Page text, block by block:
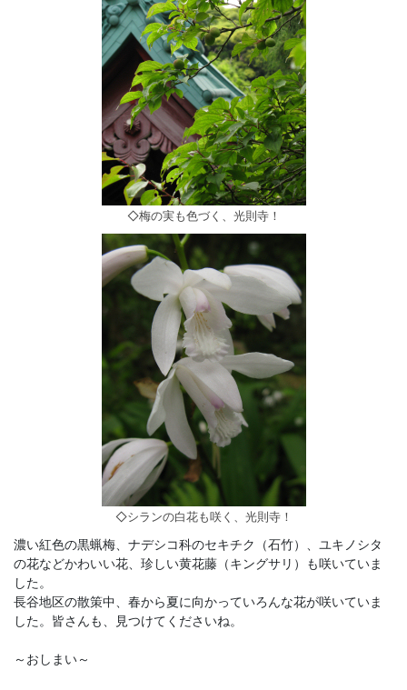
◇梅の実も色づく、光則寺！
◇シランの白花も咲く、光則寺！
濃い紅色の黒蝋梅、ナデシコ科のセキチク（石竹）、ユキノシタ
の花などかわいい花、珍しい黄花藤（キングサリ）も咲いていま
した。
長谷地区の散策中、春から夏に向かっていろんな花が咲いていま
した。皆さんも、見つけてくださいね。
～おしまい～